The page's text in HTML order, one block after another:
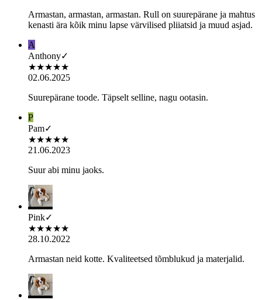
Armastan, armastan, armastan. Rull on suurepärane ja mahtus
kenasti ära kõik minu lapse värvilised pliiatsid ja muud asjad.
A
Anthony✓
★★★★★
02.06.2025
Suurepärane toode. Täpselt selline, nagu ootasin.
P
Pam✓
★★★★★
21.06.2023
Suur abi minu jaoks.
Pink✓
★★★★★
28.10.2022
Armastan neid kotte. Kvaliteetsed tõmblukud ja materjalid.